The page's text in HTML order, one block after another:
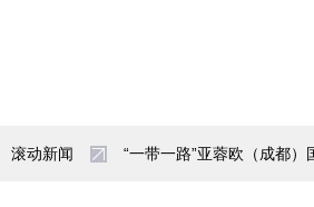
滚动新闻 “一带一路”亚蓉欧（成都